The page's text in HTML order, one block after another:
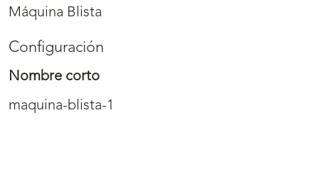
Máquina Blista
Configuración
Nombre corto
maquina-blista-1